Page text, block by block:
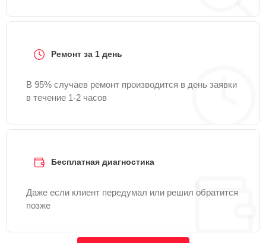
Ремонт за 1 день
В 95% случаев ремонт производится в день заявки
в течение 1-2 часов
Бесплатная диагностика
Даже если клиент передумал или решил обратится
позже